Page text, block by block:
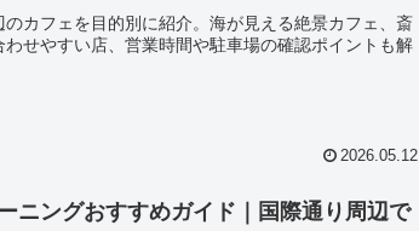
のカフェを目的別に紹介。海が見える絶景カフェ、斎
わせやすい店、営業時間や駐車場の確認ポイントも解
2026.05.12
ニングおすすめガイド｜国際通り周辺で